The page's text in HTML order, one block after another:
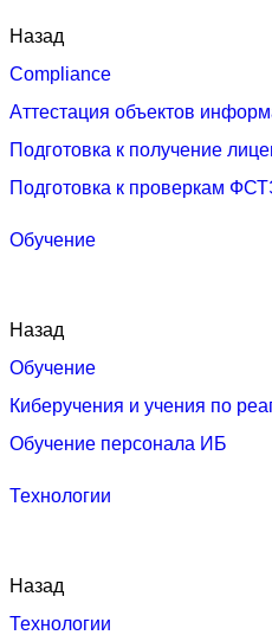
Назад
Compliance
Аттестация объектов
Подготовка к получение
Подготовка к проверкам
Обучение
Назад
Обучение
Киберучения и учения по
Обучение персонала ИБ
Технологии
Назад
Технологии